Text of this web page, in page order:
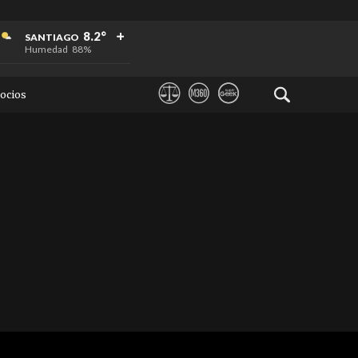
SANTIAGO 8.2°
Humedad 88%
+
+
+